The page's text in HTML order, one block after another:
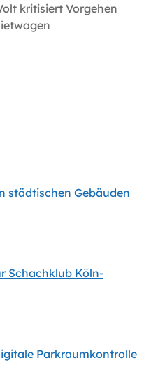
kritisiert Vorgehen
städtischen Gebäuden
Schachklub Köln-
Parkraumkontrolle